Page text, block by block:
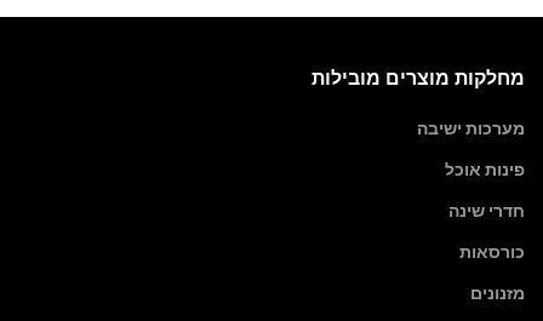
מחלקות מוצרים מובילות
מערכות ישיבה
פינות אוכל
חדרי שינה
כורסאות
מזנונים